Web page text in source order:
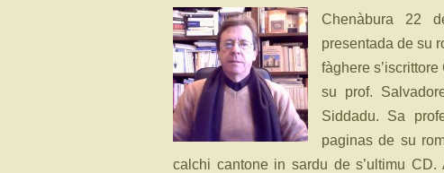
Chenàbura 22
presentada de su
fàghere
su prof.
Siddadu. Sa
paginas de su
calchi cantone in sardu de s’ultimu